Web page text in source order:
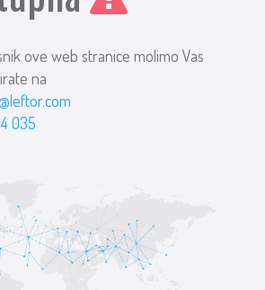
ove web stranice molimo Vas
na
035